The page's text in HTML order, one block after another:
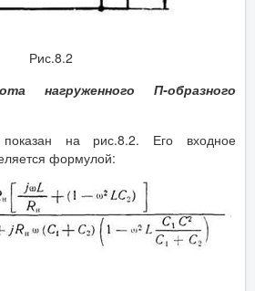
Рис.8.2
нагруженного П-образного
на рис.8.2. Его входное
формулой: